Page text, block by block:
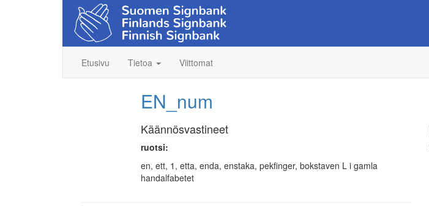
Etusivu Tietoa Viittomat
EN_num
Käännösvastineet
ruotsi:
en, ett, 1, etta, enda, enstaka, pekfinger, bokstaven L i gamla
handalfabetet